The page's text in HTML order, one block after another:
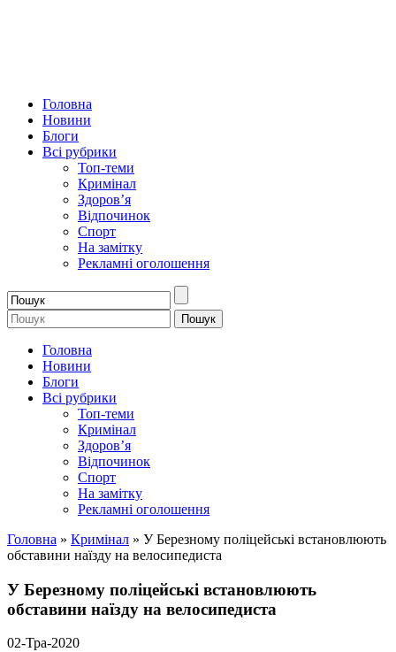
Головна
Новини
Блоги
Всі рубрики
Топ-теми
Кримінал
Здоров’я
Відпочинок
Спорт
На замітку
Рекламні оголошення
Головна
Новини
Блоги
Всі рубрики
Топ-теми
Кримінал
Здоров’я
Відпочинок
Спорт
На замітку
Рекламні оголошення
Головна » Кримінал » У Березному поліцейські встановлюють
обставини наїзду на велосипедиста
У Березному поліцейські встановлюють
обставини наїзду на велосипедиста
02-Тра-2020